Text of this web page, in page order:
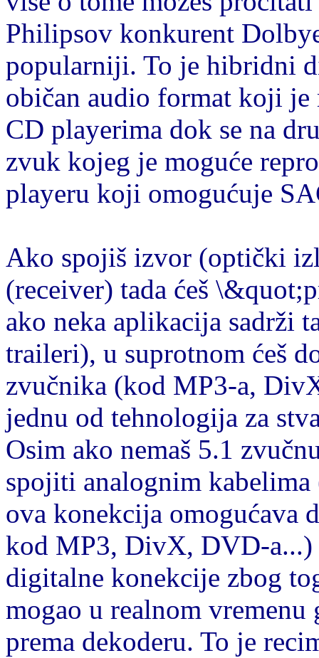
Philipsov konkurent
popularniji. To je hibridni
običan audio format koji je
CD playerima dok se na
zvuk kojeg je moguće
playeru koji omogućuje
Ako spojiš izvor (optički
(receiver) tada ćeš
ako neka aplikacija sadrži
traileri), u suprotnom ćeš
zvučnika (kod MP3-a,
jednu od tehnologija za
Osim ako nemaš 5.1
spojiti analognim kabelima
ova konekcija omogućava
kod MP3, DivX, DVD-a...)
digitalne konekcije zbog
mogao u realnom
prema dekoderu. To je